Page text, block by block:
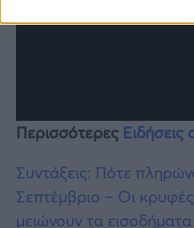
Περισσότερες
Συντάξεις: Πότε
Σεπτέμβριο – Οι
μειώνουν τα εισοδήματα